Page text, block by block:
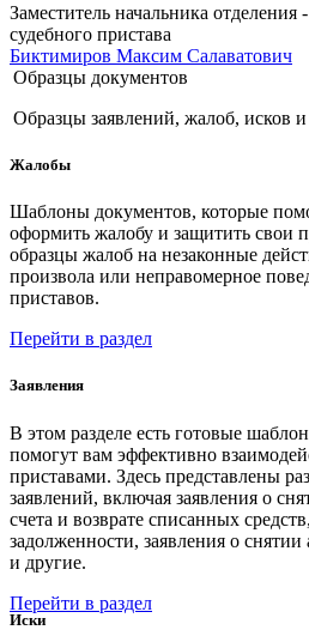
Заместитель начальника отделения
судебного пристава
Биктимиров Максим Салаватович
Образцы документов
Образцы заявлений, жалоб, исков
Жалобы
Шаблоны документов, которые
оформить жалобу и защитить свои
образцы жалоб на незаконные
произвола или неправомерное
приставов.
Перейти в раздел
Заявления
В этом разделе есть готовые
помогут вам эффективно
приставами. Здесь представлены
заявлений, включая заявления о
счета и возврате списанных
задолженности, заявления о снятии
и другие.
Перейти в раздел
Иски